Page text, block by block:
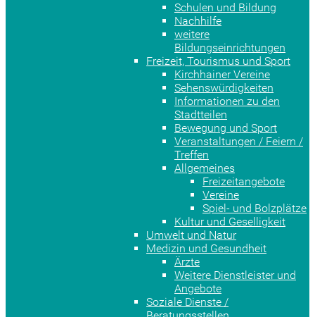
Schulen und Bildung
Nachhilfe
weitere
Bildungseinrichtungen
Freizeit, Tourismus und Sport
Kirchhainer Vereine
Sehenswürdigkeiten
Informationen zu den
Stadtteilen
Bewegung und Sport
Veranstaltungen / Feiern /
Treffen
Allgemeines
Freizeitangebote
Vereine
Spiel- und Bolzplätze
Kultur und Geselligkeit
Umwelt und Natur
Medizin und Gesundheit
Ärzte
Weitere Dienstleister und
Angebote
Soziale Dienste /